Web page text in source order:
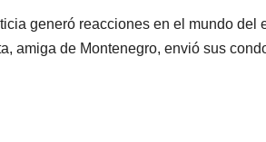
generó reacciones en el mundo
amiga de Montenegro, envió sus